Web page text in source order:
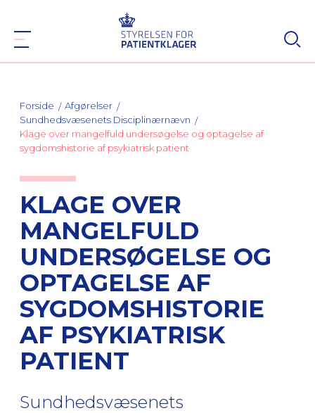
Forside
Afgørelser
Sundhedsvæsenets Disciplinærnævn
Klage over mangelfuld undersøgelse og optagelse af
sygdomshistorie af psykiatrisk patient
KLAGE OVER
MANGELFULD
UNDERSØGELSE OG
OPTAGELSE AF
SYGDOMSHISTORIE
AF PSYKIATRISK
PATIENT
Sundhedsvæsenets